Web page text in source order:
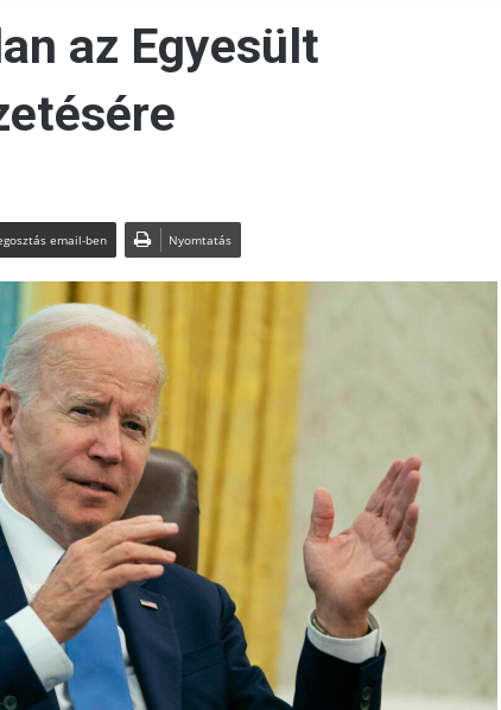
az Egyesült
email-ben Nyomtatás